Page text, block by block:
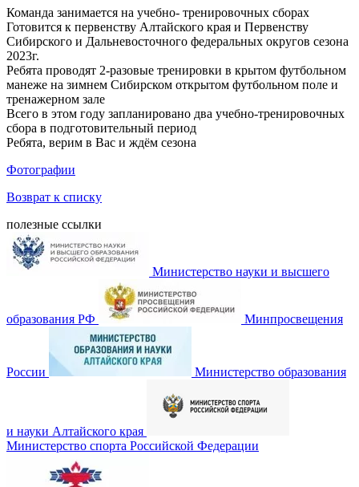
Команда занимается на учебно- тренировочных сборах
Готовится к первенству Алтайского края и Первенству
Сибирского и Дальневосточного федеральных округов сезона
2023г.
Ребята проводят 2-разовые тренировки в крытом футбольном
манеже на зимнем Сибирском открытом футбольном поле и
тренажерном зале
Всего в этом году запланировано два учебно-тренировочных
сбора в подготовительный период
Ребята, верим в Вас и ждём сезона
Фотографии
Возврат к списку
полезные ссылки
Министерство науки и высшего
образования РФ Минпросвещения
России Министерство образования
и науки Алтайского края
Министерство спорта Российской Федерации